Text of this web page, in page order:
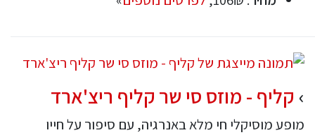
קליף - מוזס סי שר קליף ריצ'ארד
מופע מוסיקלי חי מלא באנרגיה, עם סיפור על חייו